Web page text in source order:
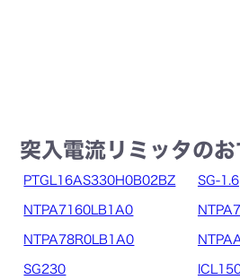
突入電流リミッタの
PTGL16AS330H0B02BZ SG-1.6
NTPA7160LB1A0
NTPA78R0LB1A0
SG230